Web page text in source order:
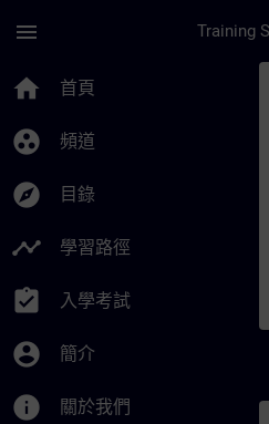
menu
home 首頁
group_work 頻道
explore 目錄
timeline 學習路徑
assignment_turned_in 入學考試
account_circle 簡介
info 關於我們